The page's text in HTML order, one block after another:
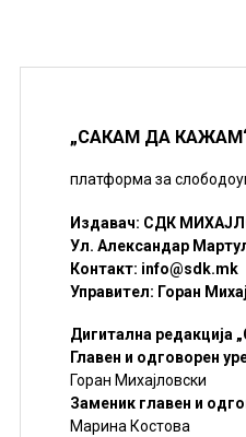
„САКАМ ДА
платформа за
Издавач: СДК
Ул. Александар
Контакт: info@sdk.mk
Управител: Горан
Дигитална редакција
Главен и одговорен
Горан Михајловски
Заменик главен и
Марина Костова